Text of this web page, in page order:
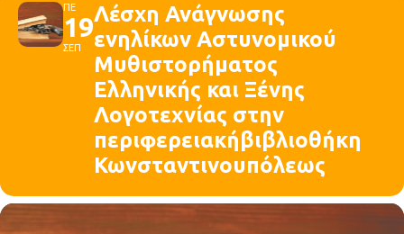
ΠΕ
19
ΣΕΠ
Λέσχη Ανάγνωσης
ενηλίκων Αστυνομικού
Μυθιστορήματος
Ελληνικής και Ξένης
Λογοτεχνίας στην
περιφερειακήβιβλιοθήκη
Κωνσταντινουπόλεως